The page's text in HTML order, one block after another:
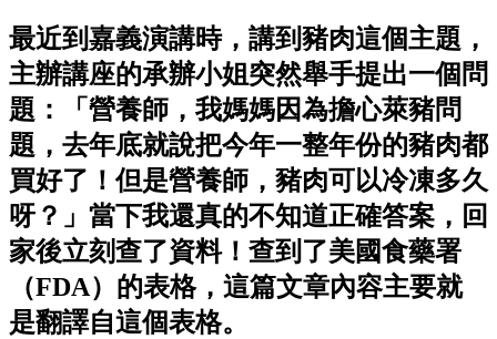
最近到嘉義演講時，講到豬肉這個主題，
主辦講座的承辦小姐突然舉手提出一個問
題：「營養師，我媽媽因為擔心萊豬問
題，去年底就說把今年一整年份的豬肉都
買好了！但是營養師，豬肉可以冷凍多久
呀？」當下我還真的不知道正確答案，回
家後立刻查了資料！查到了美國食藥署
（FDA）的表格，這篇文章內容主要就
是翻譯自這個表格。